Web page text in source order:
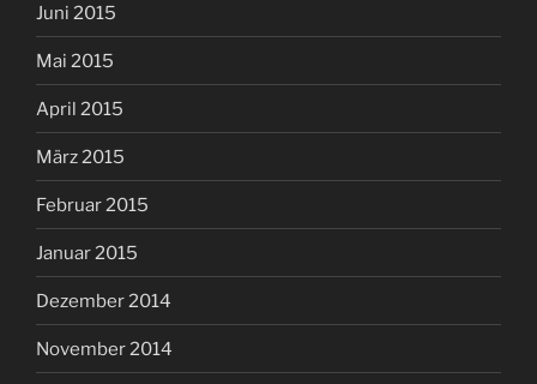
Juni 2015
Mai 2015
April 2015
März 2015
Februar 2015
Januar 2015
Dezember 2014
November 2014